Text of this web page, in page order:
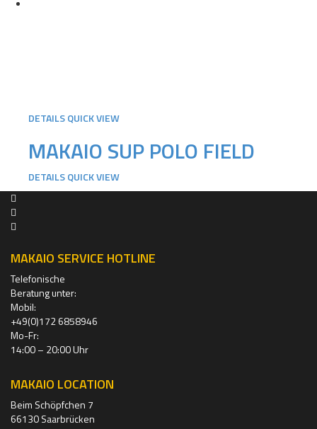
DETAILSQUICK VIEW
MAKAIO SUP POLO FIELD
DETAILSQUICK VIEW
MAKAIO SERVICE HOTLINE
Telefonische
Beratung unter:
Mobil:
+49(0)172 6858946
Mo-Fr:
14:00 – 20:00 Uhr
MAKAIO LOCATION
Beim Schöpfchen 7
66130 Saarbrücken